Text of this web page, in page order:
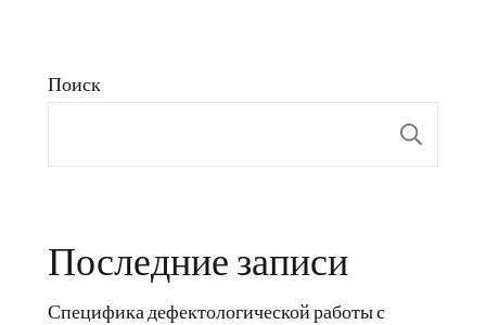
Поиск
Последние записи
Специфика дефектологической работы с